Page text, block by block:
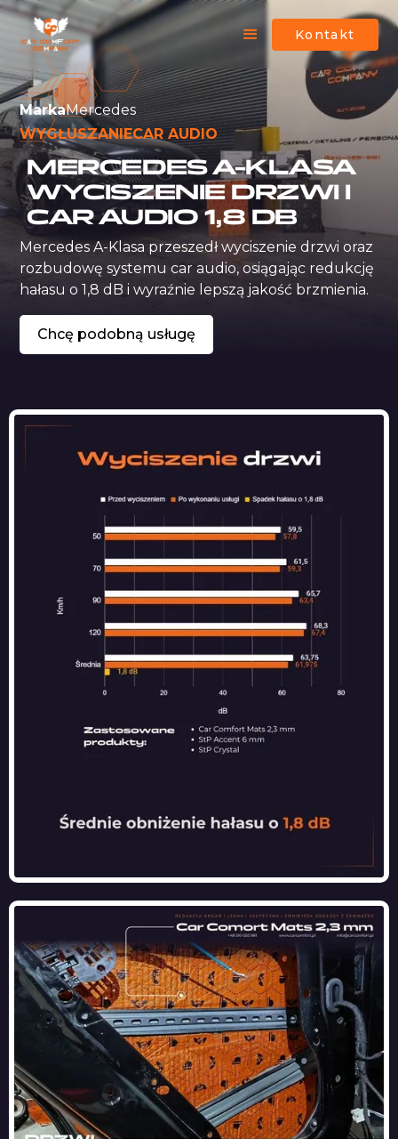
Kontakt
MarkaMercedes
WYGŁUSZANIECAR AUDIO
MERCEDES A-KLASA
WYCISZENIE DRZWI I
CAR AUDIO 1,8 DB
Mercedes A-Klasa przeszedł wyciszenie drzwi oraz
rozbudowę systemu car audio, osiągając redukcję
hałasu o 1,8 dB i wyraźnie lepszą jakość brzmienia.
Chcę podobną usługę